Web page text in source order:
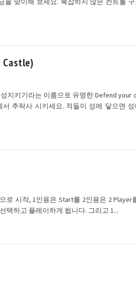
성지키기라는 이름으로 유명한 Defend
추락사 시키세요. 적들이 성에 닿으면
로 시작, 1인용은 Start를 2인용은 2 Player
택하고 플레이하게 됩니다. 그리고 1...